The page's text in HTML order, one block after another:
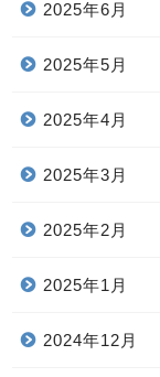
2025年6月
2025年5月
2025年4月
2025年3月
2025年2月
2025年1月
2024年12月